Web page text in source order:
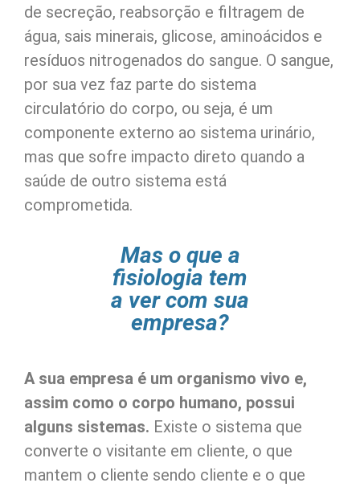
de secreção, reabsorção e filtragem de
água, sais minerais, glicose, aminoácidos e
resíduos nitrogenados do sangue. O sangue,
por sua vez faz parte do sistema
circulatório do corpo, ou seja, é um
componente externo ao sistema urinário,
mas que sofre impacto direto quando a
saúde de outro sistema está
comprometida.
Mas o que a
fisiologia tem
a ver com sua
empresa?
A sua empresa é um organismo vivo e,
assim como o corpo humano, possui
alguns sistemas. Existe o sistema que
converte o visitante em cliente, o que
mantem o cliente sendo cliente e o que